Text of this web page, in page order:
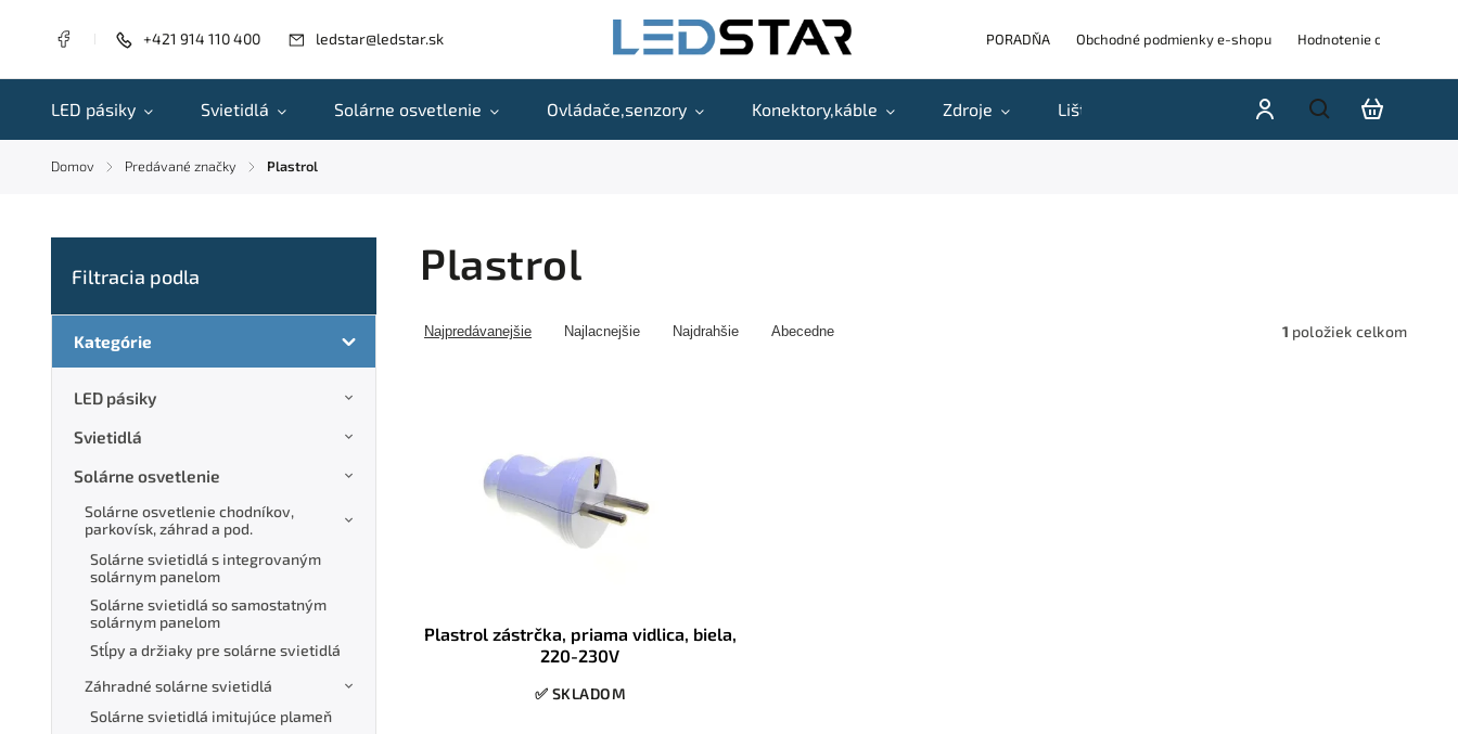
+421 914 110 400 ledstar@ledstar.sk PORADŇA Obchodné podmienky e-shopu Hodnotenie obchodu
LED pásiky Svietidlá Solárne osvetlenie Ovládače,senzory Konektory,káble Zdroje Lišty Akcie a výpredaje Blog
Domov / Predávané značky / Plastrol
Kategórie
LED pásiky
Svietidlá
Solárne osvetlenie
Solárne osvetlenie chodníkov,
parkovísk, záhrad a pod.
Solárne svietidlá s integrovaným
solárnym panelom
Solárne svietidlá so samostatným
solárnym panelom
Stĺpy a držiaky pre solárne svietidlá
Záhradné solárne svietidlá
Solárne svietidlá imitujúce plameň
Plastrol
Najpredávanejšie Najlacnejšie Najdrahšie Abecedne 1 položiek celkom
Plastrol zástrčka, priama vidlica, biela,
220-230V
✅ SKLADOM